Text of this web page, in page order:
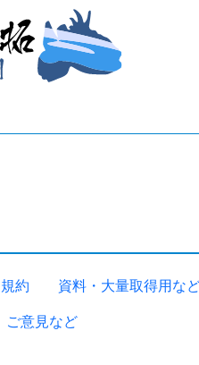
約 資料・大量取得用な
ご意見など